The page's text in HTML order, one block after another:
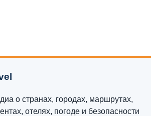
о странах, городах, маршрутах,
отелях, погоде и безопасности